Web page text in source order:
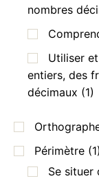
nombres
Utiliser
entiers, des
décimaux (1)
Périmètre (1)
Se situer